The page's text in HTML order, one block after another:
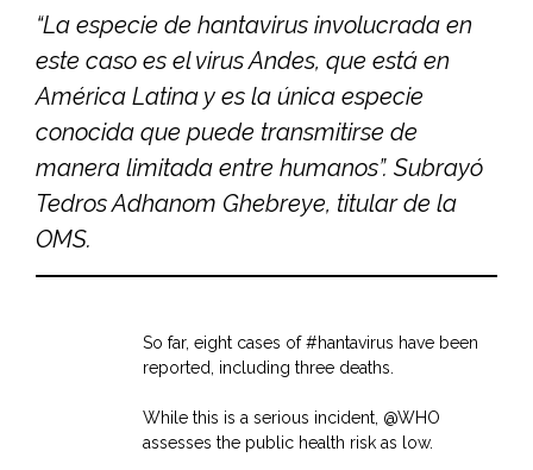
“La especie de hantavirus involucrada en
este caso es el virus Andes, que está en
América Latina y es la única especie
conocida que puede transmitirse de
manera limitada entre humanos”. Subrayó
Tedros Adhanom Ghebreye, titular de la
OMS.
So far, eight cases of#hantavirus have been
reported, including three deaths.
While this is a serious incident, @WHO
assesses the public health risk as low.